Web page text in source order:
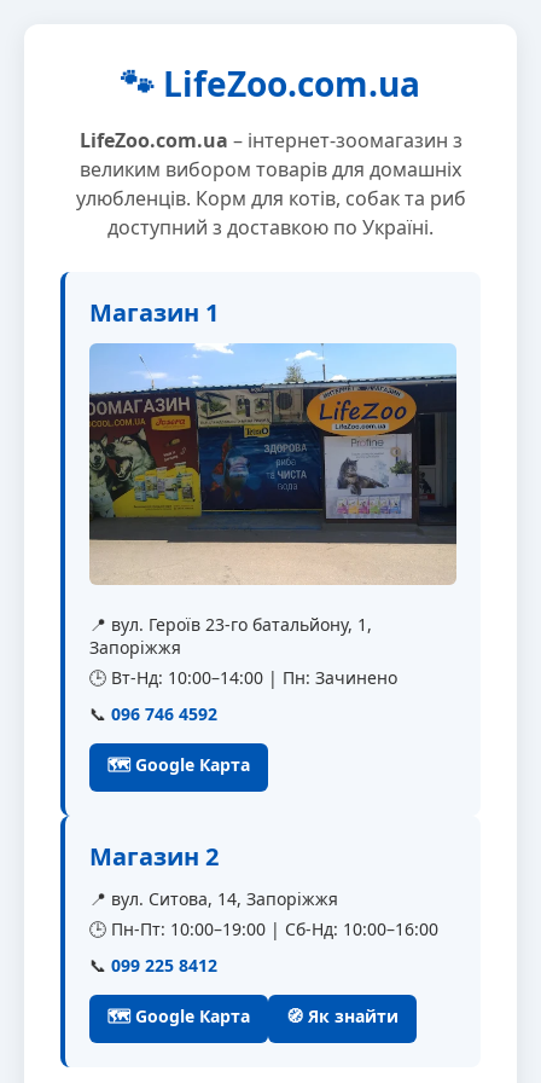
🐾 LifeZoo.com.ua
LifeZoo.com.ua – інтернет-зоомагазин з
великим вибором товарів для домашніх
улюбленців. Корм для котів, собак та риб
доступний з доставкою по Україні.
Магазин 1
📍 вул. Героїв 23-го батальйону, 1,
Запоріжжя
🕒 Вт-Нд: 10:00–14:00 | Пн: Зачинено
📞 096 746 4592
🗺 Google Карта
Магазин 2
📍 вул. Ситова, 14, Запоріжжя
🕒 Пн-Пт: 10:00–19:00 | Сб-Нд: 10:00–16:00
📞 099 225 8412
🗺 Google Карта 🧭 Як знайти